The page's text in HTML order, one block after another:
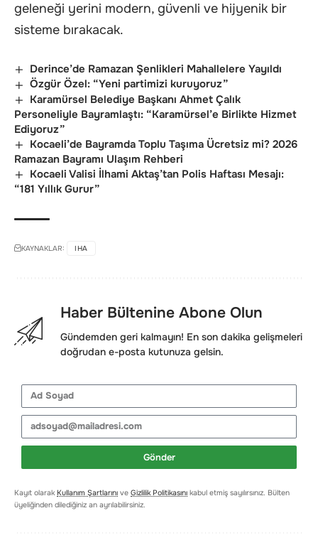
geleneği yerini modern, güvenli ve hijyenik bir
sisteme bırakacak.
Derince’de Ramazan Şenlikleri Mahallelere Yayıldı
Özgür Özel: “Yeni partimizi kuruyoruz”
Karamürsel Belediye Başkanı Ahmet Çalık
Personeliyle Bayramlaştı: “Karamürsel’e Birlikte Hizmet
Ediyoruz”
Kocaeli’de Bayramda Toplu Taşıma Ücretsiz mi? 2026
Ramazan Bayramı Ulaşım Rehberi
Kocaeli Valisi İlhami Aktaş’tan Polis Haftası Mesajı:
“181 Yıllık Gurur”
KAYNAKLAR: IHA
Haber Bültenine Abone Olun
Gündemden geri kalmayın! En son dakika gelişmeleri
doğrudan e-posta kutunuza gelsin.
Gönder
Kayıt olarak Kullanım Şartlarını ve Gizlilik Politikasını kabul etmiş sayılırsınız. Bülten
üyeliğinden dilediğiniz an ayrılabilirsiniz.